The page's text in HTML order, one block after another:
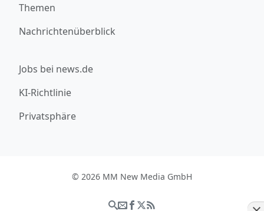
Themen
Nachrichtenüberblick
Jobs bei news.de
KI-Richtlinie
Privatsphäre
© 2026 MM New Media GmbH